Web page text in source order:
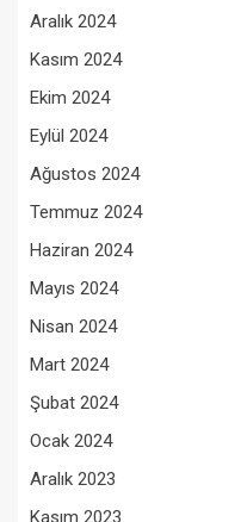
Aralık 2024
Kasım 2024
Ekim 2024
Eylül 2024
Ağustos 2024
Temmuz 2024
Haziran 2024
Mayıs 2024
Nisan 2024
Mart 2024
Şubat 2024
Ocak 2024
Aralık 2023
Kasım 2023